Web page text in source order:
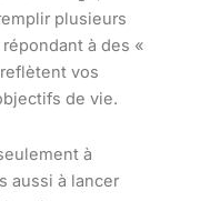
plusieurs
à des «
vos
de vie.
à
aussi à lancer